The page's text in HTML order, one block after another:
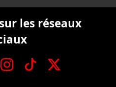
les réseaux